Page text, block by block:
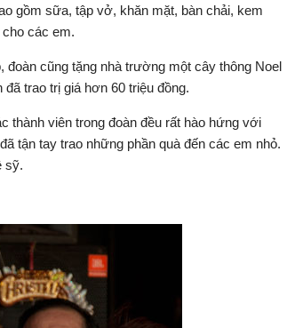
gồm sữa, tập vở, khăn mặt, bàn chải, kem
các em.
đoàn cũng tặng nhà trường một cây thông Noel
trao trị giá hơn 60 triệu đồng.
thành viên trong đoàn đều rất hào hứng với
tận tay trao những phần quà đến các em nhỏ.
sỹ.